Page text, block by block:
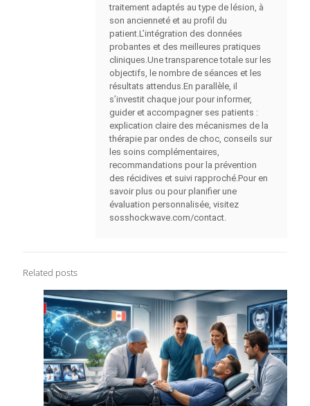
traitement adaptés au type de lésion, à
son ancienneté et au profil du
patient.L’intégration des données
probantes et des meilleures pratiques
cliniques.Une transparence totale sur les
objectifs, le nombre de séances et les
résultats attendus.En parallèle, il
s’investit chaque jour pour informer,
guider et accompagner ses patients :
explication claire des mécanismes de la
thérapie par ondes de choc, conseils sur
les soins complémentaires,
recommandations pour la prévention
des récidives et suivi rapproché.Pour en
savoir plus ou pour planifier une
évaluation personnalisée, visitez
sosshockwave.com/contact.
Related posts